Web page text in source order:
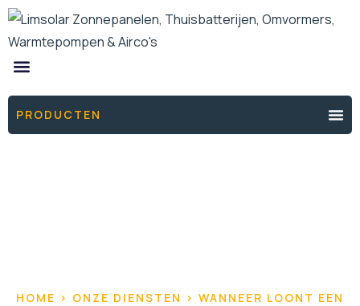
PRODUCTEN
HOME > ONZE DIENSTEN > WANNEER LOONT EEN